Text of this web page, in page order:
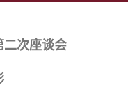
二次座谈会